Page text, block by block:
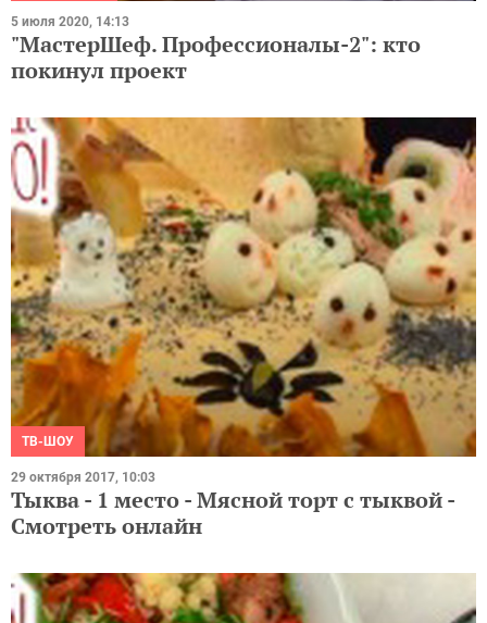
5 июля 2020, 14:13
"МастерШеф. Профессионалы-2": кто
покинул проект
ТВ-ШОУ
29 октября 2017, 10:03
Тыква - 1 место - Мясной торт с тыквой -
Смотреть онлайн